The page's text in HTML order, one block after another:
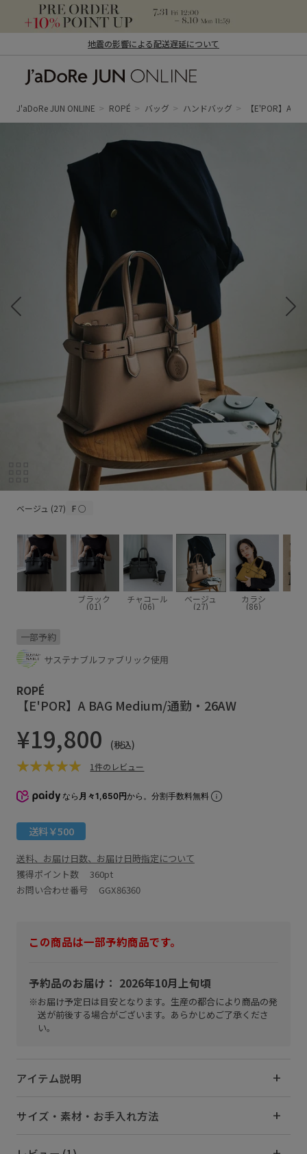
地震の影響による配送遅延について
ン オンライン）
J'aDoRe JUN ONLINE ROPÉ バッグ ハンドバッグ 【E'POR】A
ベージュ (27) F○
ブラック
(01)
チャコール
(06)
ベージュ
(27)
カラシ
(86)
一部予約
サステナブルファブリック使用
ROPÉ
【E'POR】A BAG Medium/通勤・26AW
¥19,800 (税込)
1件のレビュー
なら 月々1,650円から。分割手数料無料
送料￥500
送料、お届け日数、お届け日時指定について
獲得ポイント数 360pt
お問い合わせ番号 GGX86360
この商品は一部予約商品です。
予約品のお届け： 2026年10月上旬頃
※お届け予定日は目安となります。生産の都合により商品の発
送が前後する場合がございます。あらかじめご了承くださ
い。
アイテム説明
サイズ・素材・お手入れ方法